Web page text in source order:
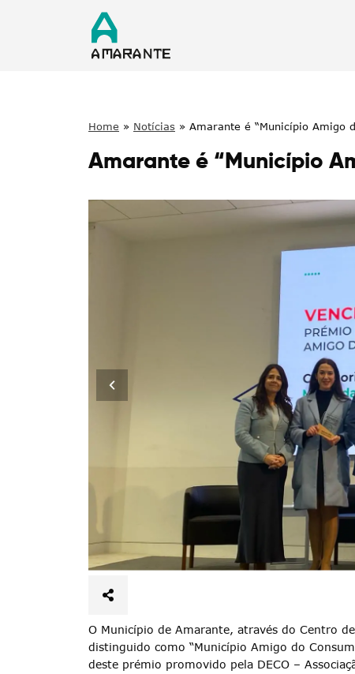
Home » Notícias » Amarante é “Município Amigo
Amarante é “Município
O Município de Amarante, através do Centro
distinguido como “Município Amigo do
deste prémio promovido pela DECO –